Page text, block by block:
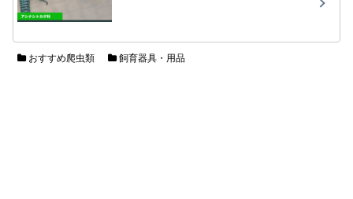
おすすめ爬虫類 飼育器具・用品